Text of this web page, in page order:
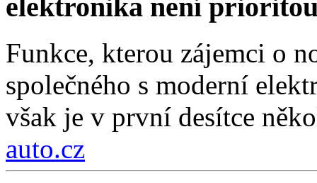
elektronika není
Funkce, kterou zájemci o
společného s moderní
však je v první desítce
auto.cz